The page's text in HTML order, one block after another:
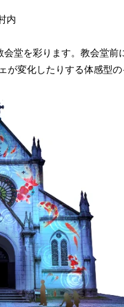
内
堂を彩ります。教会堂前
が変化したりする体感型